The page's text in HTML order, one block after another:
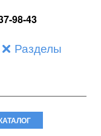
Разделы
98-43